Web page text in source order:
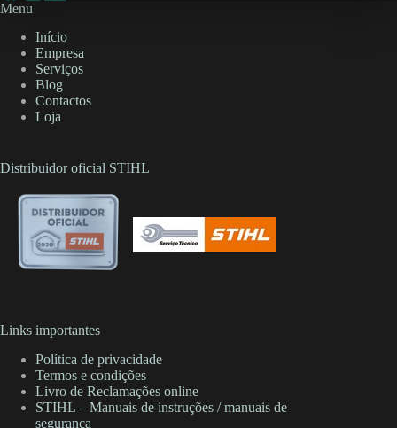
Menu
Início
Empresa
Serviços
Blog
Contactos
Loja
Distribuidor oficial STIHL
Links importantes
Política de privacidade
Termos e condições
Livro de Reclamações online
STIHL – Manuais de instruções / manuais de
segurança